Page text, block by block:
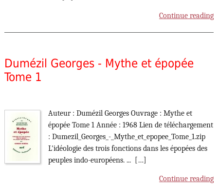
Continue reading
Dumézil Georges - Mythe et épopée
Tome 1
Auteur : Dumézil Georges Ouvrage : Mythe et
épopée Tome 1 Année : 1968 Lien de téléchargement
: Dumezil_Georges_-_Mythe_et_epopee_Tome_1.zip
L'idéologie des trois fonctions dans les épopées des
peuples indo-européens. ... […]
Continue reading